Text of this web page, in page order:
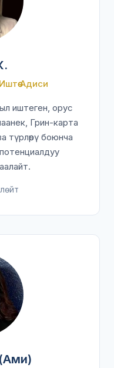
Адиси
иштеген, орус
Грин-карта
түрлөрү боюнча